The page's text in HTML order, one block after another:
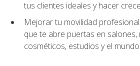
tus clientes ideales y hacer
Mejorar tu movilidad
que te abre puertas en
cosméticos, estudios y el